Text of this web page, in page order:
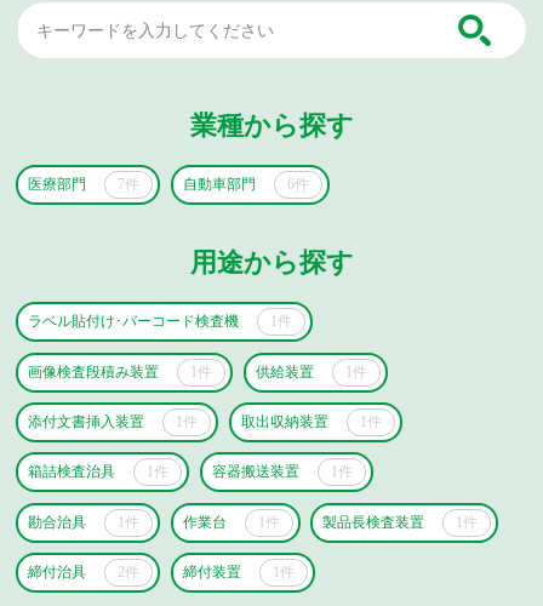
業種から探す
医療部門 7件 自動車部門 6件
用途から探す
ラベル貼付け･バーコード検査機 1件
画像検査段積み装置 1件 供給装置 1件
添付文書挿入装置 1件 取出収納装置 1件
箱詰検査治具 1件 容器搬送装置 1件
勘合治具 1件 作業台 1件 製品長検査装置 1件
締付治具 2件 締付装置 1件